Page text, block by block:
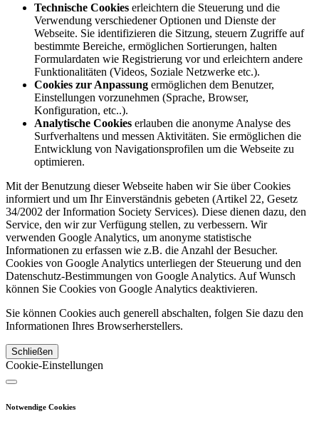
Technische Cookies erleichtern die Steuerung und die
Verwendung verschiedener Optionen und Dienste der
Webseite. Sie identifizieren die Sitzung, steuern Zugriffe auf
bestimmte Bereiche, ermöglichen Sortierungen, halten
Formulardaten wie Registrierung vor und erleichtern andere
Funktionalitäten (Videos, Soziale Netzwerke etc.).
Cookies zur Anpassung ermöglichen dem Benutzer,
Einstellungen vorzunehmen (Sprache, Browser,
Konfiguration, etc..).
Analytische Cookies erlauben die anonyme Analyse des
Surfverhaltens und messen Aktivitäten. Sie ermöglichen die
Entwicklung von Navigationsprofilen um die Webseite zu
optimieren.
Mit der Benutzung dieser Webseite haben wir Sie über Cookies
informiert und um Ihr Einverständnis gebeten (Artikel 22, Gesetz
34/2002 der Information Society Services). Diese dienen dazu, den
Service, den wir zur Verfügung stellen, zu verbessern. Wir
verwenden Google Analytics, um anonyme statistische
Informationen zu erfassen wie z.B. die Anzahl der Besucher.
Cookies von Google Analytics unterliegen der Steuerung und den
Datenschutz-Bestimmungen von Google Analytics. Auf Wunsch
können Sie Cookies von Google Analytics deaktivieren.
Sie können Cookies auch generell abschalten, folgen Sie dazu den
Informationen Ihres Browserherstellers.
Schließen
Cookie-Einstellungen
Notwendige Cookies